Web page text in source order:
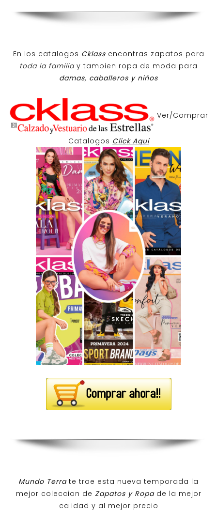
En los catalogos Cklass encontras zapatos para
toda la familiay tambien ropa de moda para
damas, caballeros y niños
Ver/Comprar
Catalogos Click Aqui
Mundo Terra te trae esta nueva temporada la
mejor coleccion de Zapatos y Ropa de la mejor
calidad y al mejor precio